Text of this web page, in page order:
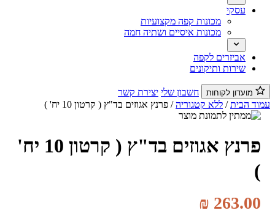
עסקי
מכונות קפה מקצועיות
מכונות איסיים ושתיה חמה
אביזרים לקפה
שירות ותיקונים
חשבון שלי יצירת קשר
הבית/ללא קטגוריה/ פרנץ אגוזים בד"ץ ( קרטון 10 יח' )
פרנץ אגוזים בד"ץ ( קרטון 10 יח'
₪263.00